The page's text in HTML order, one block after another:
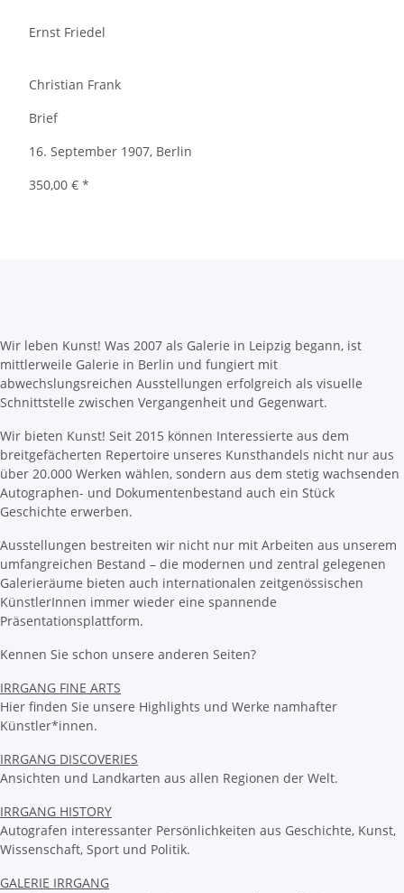
Ernst Friedel
Christian Frank
Brief
16. September 1907, Berlin
350,00 € *
Wir leben Kunst! Was 2007 als Galerie in Leipzig begann, ist
mittlerweile Galerie in Berlin und fungiert mit
abwechslungsreichen Ausstellungen erfolgreich als visuelle
Schnittstelle zwischen Vergangenheit und Gegenwart.
Wir bieten Kunst! Seit 2015 können Interessierte aus dem
breitgefächerten Repertoire unseres Kunsthandels nicht nur aus
über 20.000 Werken wählen, sondern aus dem stetig wachsenden
Autographen- und Dokumentenbestand auch ein Stück
Geschichte erwerben.
Ausstellungen bestreiten wir nicht nur mit Arbeiten aus unserem
umfangreichen Bestand – die modernen und zentral gelegenen
Galerieräume bieten auch internationalen zeitgenössischen
KünstlerInnen immer wieder eine spannende
Präsentationsplattform.
Kennen Sie schon unsere anderen Seiten?
IRRGANG FINE ARTS
Hier finden Sie unsere Highlights und Werke namhafter
Künstler*innen.
IRRGANG DISCOVERIES
Ansichten und Landkarten aus allen Regionen der Welt.
IRRGANG HISTORY
Autografen interessanter Persönlichkeiten aus Geschichte, Kunst,
Wissenschaft, Sport und Politik.
GALERIE IRRGANG